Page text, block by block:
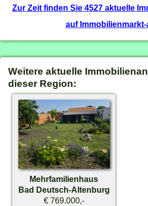
Zur Zeit finden Sie 4527 aktuelle
auf Immobilienmarkt-
Weitere aktuelle
dieser Region:
Mehrfamilienhaus
Bad Deutsch-Altenburg
€ 769.000,-